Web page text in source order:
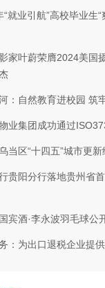
“就业引航”高校毕业生
家叶蔚荣膺2024美国
：自然教育进校园 筑
业集团成功通过
当区“十四五”城市更
贵阳分行落地贵州省
宾酒·李永波羽毛球公
：为出口退税企业提